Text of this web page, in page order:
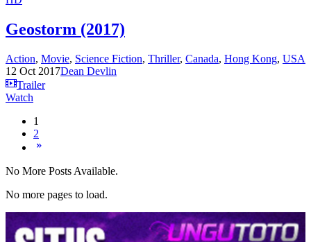
Geostorm (2017)
Action, Movie, Science Fiction, Thriller, Canada, Hong Kong, USA
12 Oct 2017Dean Devlin
Trailer
Watch
1
2
No More Posts Available.
No more pages to load.